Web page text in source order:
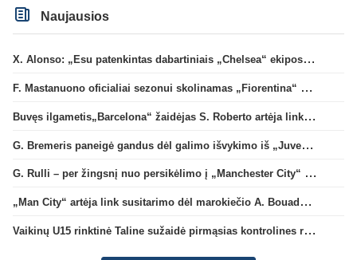
Naujausios
X. Alonso: „Esu patenkintas dabartiniais „Chelsea“ ekipos vartininkais“
F. Mastanuono oficialiai sezonui skolinamas „Fiorentina“ ekipai
Buvęs ilgametis„Barcelona“ žaidėjas S. Roberto artėja link persikėlimo į MLS
G. Bremeris paneigė gandus dėl galimo išvykimo iš „Juventus“ klubo
G. Rulli – per žingsnį nuo persikėlimo į „Manchester City“ klubą
„Man City“ artėja link susitarimo dėl marokiečio A. Bouaddi persikėlimo
Vaikinų U15 rinktinė Taline sužaidė pirmąsias kontrolines rungtynes